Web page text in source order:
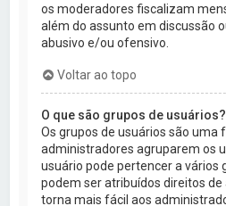
os moderadores fiscalizam
além do assunto em discussão
abusivo e/ou ofensivo.
Voltar ao topo
O que são grupos de usuários?
Os grupos de usuários são uma
administradores agruparem os
usuário pode pertencer a vários
podem ser atribuídos direitos de
torna mais fácil aos